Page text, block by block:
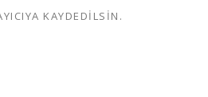
KAYDEDILSIN.